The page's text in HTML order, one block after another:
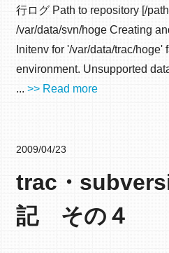
行ログ Path to repository [/
/var/data/svn/hoge Creating
Initenv for '/var/data/trac/
environment. Unsupported
... >> Read more
2009/04/23
trac・
記 その４